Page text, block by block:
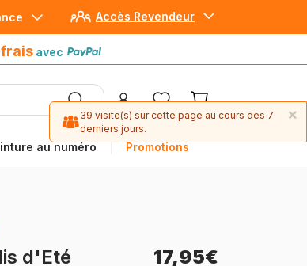
Accès Revendeur
avec
au numéro Promotions
avec Paypal
d'Eté 17,95€
×
39 visite(s) sur cette page au cours des 7
derniers jours.